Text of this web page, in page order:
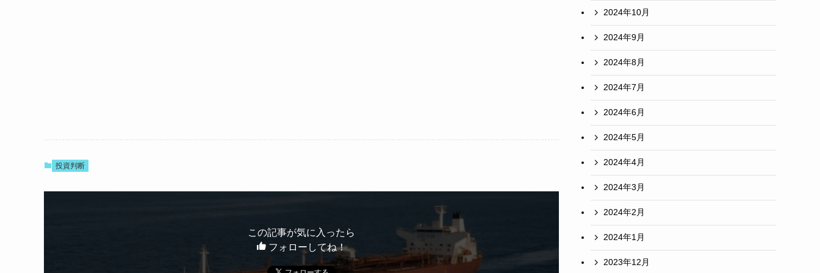
投資判断
この記事が気に入ったら
フォローしてね！
2024年10月
2024年9月
2024年8月
2024年7月
2024年6月
2024年5月
2024年4月
2024年3月
2024年2月
2024年1月
2023年12月